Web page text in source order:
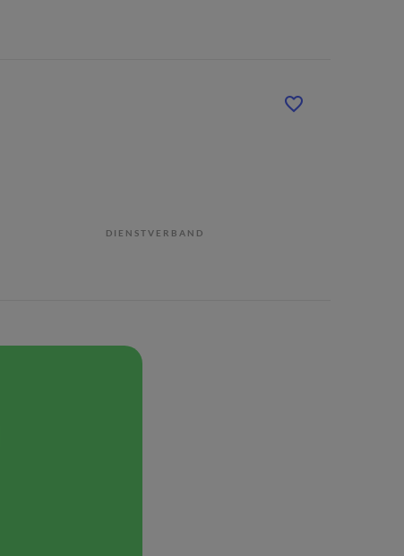
DIENSTVERBAND